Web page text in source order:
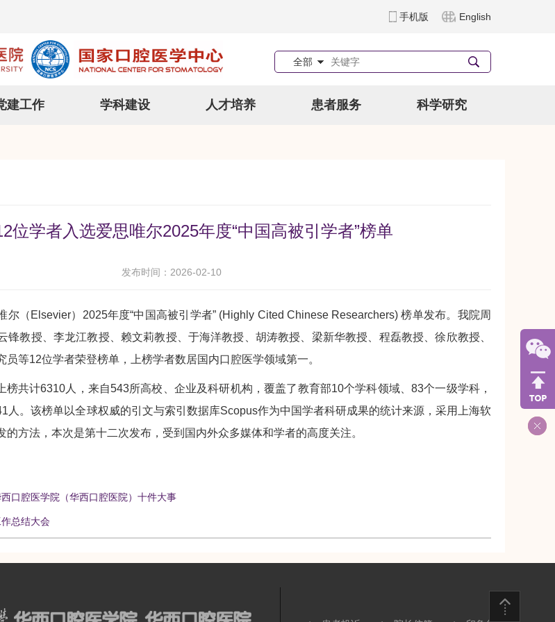
手机版 English
全部
建工作 学科建设 人才培养 患者服务 科学研究
位学者入选爱思唯尔2025年度“中国高被引学者”榜单
发布时间：2026-02-10
尔（Elsevier）2025年度“中国高被引学者” (Highly Cited Chinese Researchers) 榜单发布。我院周
锋教授、李龙江教授、赖文莉教授、于海洋教授、胡涛教授、梁新华教授、程磊教授、徐欣教授、
员等12位学者荣登榜单，上榜学者数居国内口腔医学领域第一。
榜共计6310人，来自543所高校、企业及科研机构，覆盖了教育部10个学科领域、83个一级学科，
人。该榜单以全球权威的引文与索引数据库Scopus作为中国学者科研成果的统计来源，采用上海软
的方法，本次是第十二次发布，受到国内外众多媒体和学者的高度关注。
口腔医学院（华西口腔医院）十件大事
总结大会